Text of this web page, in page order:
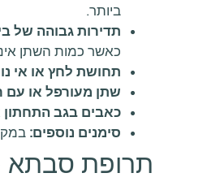
ביותר.
תדירות גבוהה של
כאשר כמות השתן
תחושת לחץ או אי
שתן מעורפל או עם
כאבים בגב התחתון
סימנים נוספים:
תרופת סבתא